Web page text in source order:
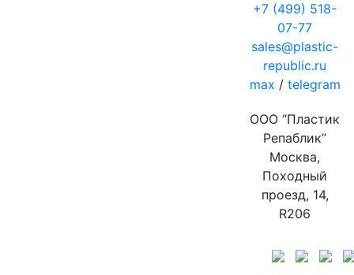
+7 (499) 518-
07-77
sales@plastic-
republic.ru
max / telegram
ООО “Пластик
Репаблик”
Москва,
Походный
проезд, 14,
R206